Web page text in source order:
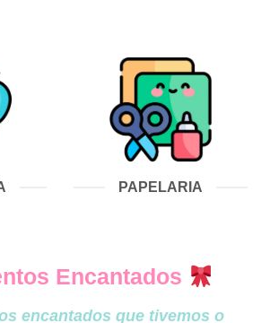
PAPELARIA
Encantados
encantados que tivemos o